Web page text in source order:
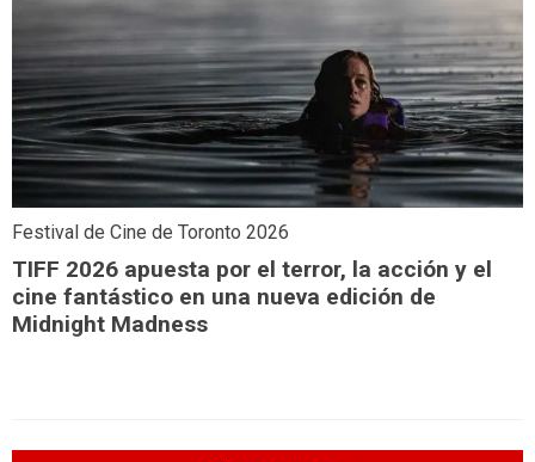
Festival de Cine de Toronto 2026
TIFF 2026 apuesta por el terror, la acción y el
cine fantástico en una nueva edición de
Midnight Madness